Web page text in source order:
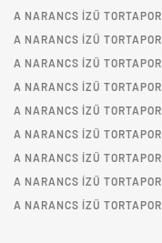
A NARANCS ÍZŰ TORTAPOR
A NARANCS ÍZŰ TORTAPOR
A NARANCS ÍZŰ TORTAPOR
A NARANCS ÍZŰ TORTAPOR
A NARANCS ÍZŰ TORTAPOR
A NARANCS ÍZŰ TORTAPOR
A NARANCS ÍZŰ TORTAPOR
A NARANCS ÍZŰ TORTAPOR
A NARANCS ÍZŰ TORTAPOR